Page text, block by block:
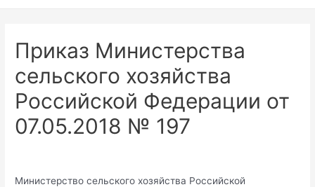
Приказ Министерства
сельского хозяйства
Российской Федерации от
07.05.2018 № 197
Министерство сельского хозяйства Российской